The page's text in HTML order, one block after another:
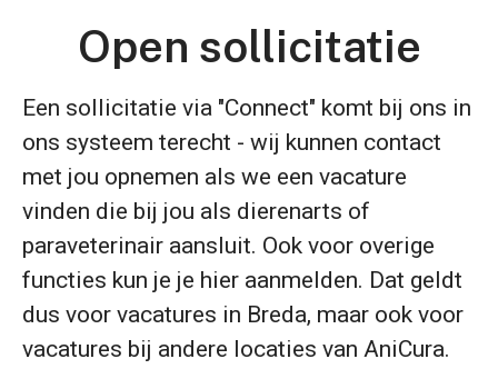
Open sollicitatie
Een sollicitatie via "Connect" komt bij ons in
ons systeem terecht - wij kunnen contact
met jou opnemen als we een vacature
vinden die bij jou als dierenarts of
paraveterinair aansluit. Ook voor overige
functies kun je je hier aanmelden. Dat geldt
dus voor vacatures in Breda, maar ook voor
vacatures bij andere locaties van AniCura.